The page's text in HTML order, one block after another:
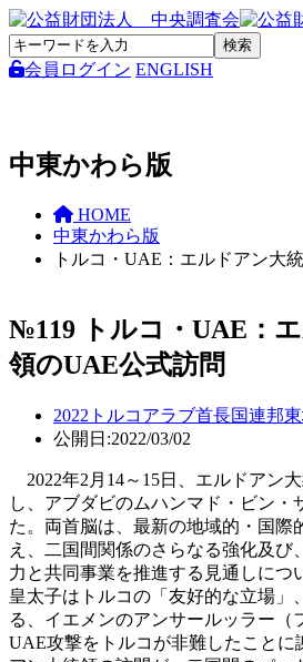
会員ログイン ENGLISH
中東かわら版
HOME
中東かわら版
トルコ・UAE：エルドアン大
№119 トルコ・UAE：
領のUAE公式訪問
2022 トルコ アラブ首長国連邦
公開日:2022/03/02
2022年2月14～15日、エルドアン
し、アブダビのムハンマド・ビン・
た。両首脳は、最新の地域的・国際
え、二国間関係のさらなる強化及び
力と共同事業を推進する見通しにつ
皇太子はトルコの「友好的な立場」
る、イエメンのアンサールッラー（
UAE攻撃をトルコが非難したことに